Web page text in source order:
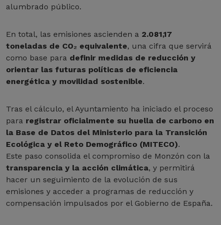
alumbrado público.
En total, las emisiones ascienden a 2.081,17
toneladas de CO₂ equivalente, una cifra que servirá
como base para definir medidas de reducción y
orientar las futuras políticas de eficiencia
energética y movilidad sostenible.
Tras el cálculo, el Ayuntamiento ha iniciado el proceso
para registrar oficialmente su huella de carbono en
la Base de Datos del Ministerio para la Transición
Ecológica y el Reto Demográfico (MITECO).
Este paso consolida el compromiso de Monzón con la
transparencia y la acción climática, y permitirá
hacer un seguimiento de la evolución de sus
emisiones y acceder a programas de reducción y
compensación impulsados por el Gobierno de España.